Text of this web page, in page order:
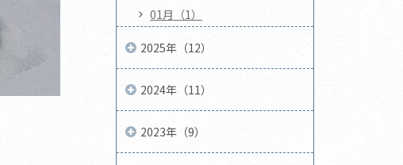
01月（1）
2025年（12）
2024年（11）
2023年（9）